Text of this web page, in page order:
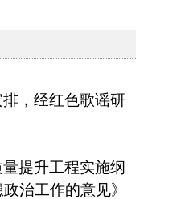
，经红色歌谣研
提升工程实施纲
治工作的意见》